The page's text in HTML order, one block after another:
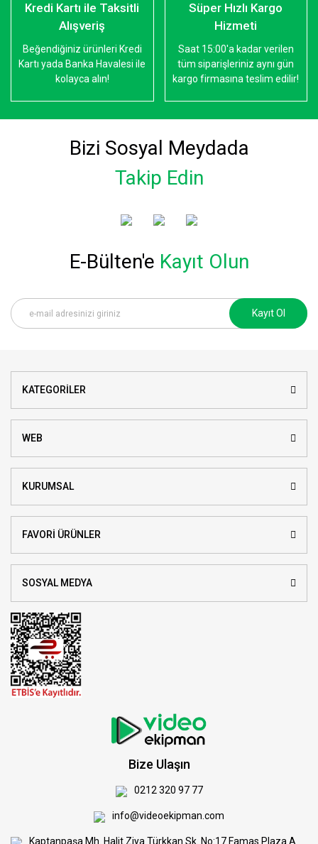
Kredi Kartı ile Taksitli
Alışveriş
Beğendiğiniz ürünleri Kredi
Kartı yada Banka Havalesi ile
kolayca alın!
Süper Hızlı Kargo
Hizmeti
Saat 15:00'a kadar verilen
tüm siparişleriniz aynı gün
kargo firmasına teslim edilir!
Bizi Sosyal Meydada
Takip Edin
E-Bülten'e Kayıt Olun
Kayıt Ol
KATEGORİLER
WEB
KURUMSAL
FAVORİ ÜRÜNLER
SOSYAL MEDYA
Bize Ulaşın
0212 320 97 77
info@videoekipman.com
Kaptanpaşa Mh. Halit Ziya Türkkan Sk. No:17 Famas Plaza A